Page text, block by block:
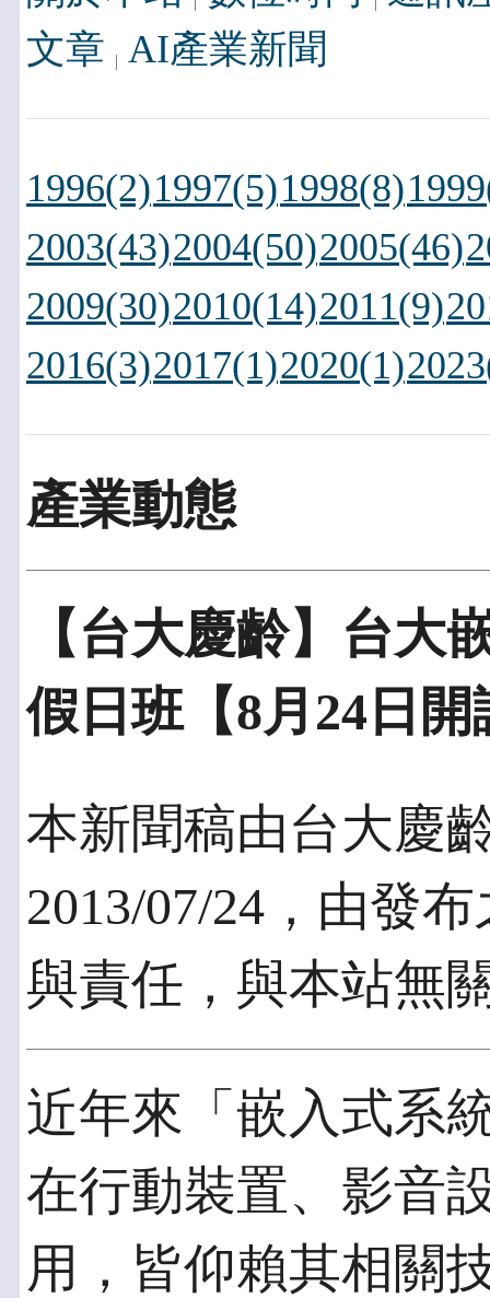
文章 AI產業新聞
1996(2)1997(5)1998(8)
2003(43)2004(50)2005(46)
2009(30)2010(14)2011(9)
2016(3)2017(1)2020(1)
產業動態
【台大慶齡】台大
假日班【8月24日開
本新聞稿由台大慶
2013/07/24，由發
與責任，與本站無
近年來「嵌入式系
在行動裝置、影音
用，皆仰賴其相關